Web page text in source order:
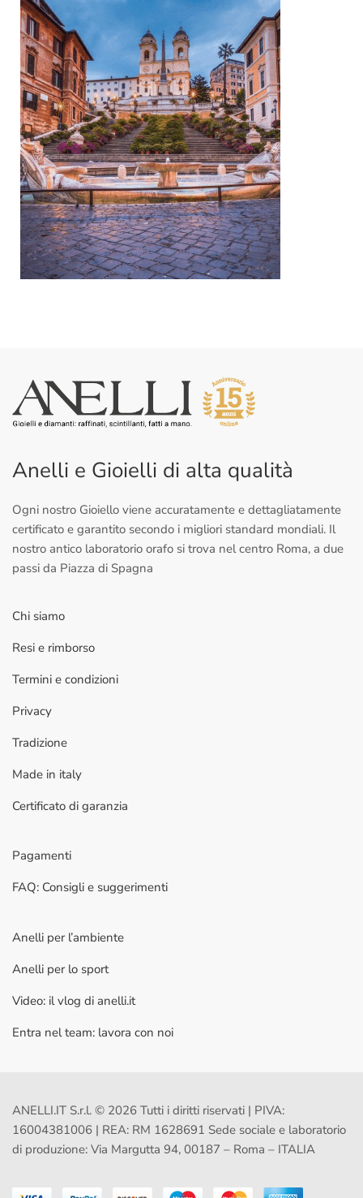
Anelli e Gioielli di alta qualità
Ogni nostro Gioiello viene accuratamente e dettagliatamente
certificato e garantito secondo i migliori standard mondiali. Il
nostro antico laboratorio orafo si trova nel centro Roma, a due
passi da Piazza di Spagna
Chi siamo
Resi e rimborso
Termini e condizioni
Privacy
Tradizione
Made in italy
Certificato di garanzia
Pagamenti
FAQ: Consigli e suggerimenti
Anelli per l’ambiente
Anelli per lo sport
Video: il vlog di anelli.it
Entra nel team: lavora con noi
ANELLI.IT S.r.l. © 2026 Tutti i diritti riservati | PIVA:
16004381006 | REA: RM 1628691 Sede sociale e laboratorio
di produzione: Via Margutta 94, 00187 – Roma – ITALIA